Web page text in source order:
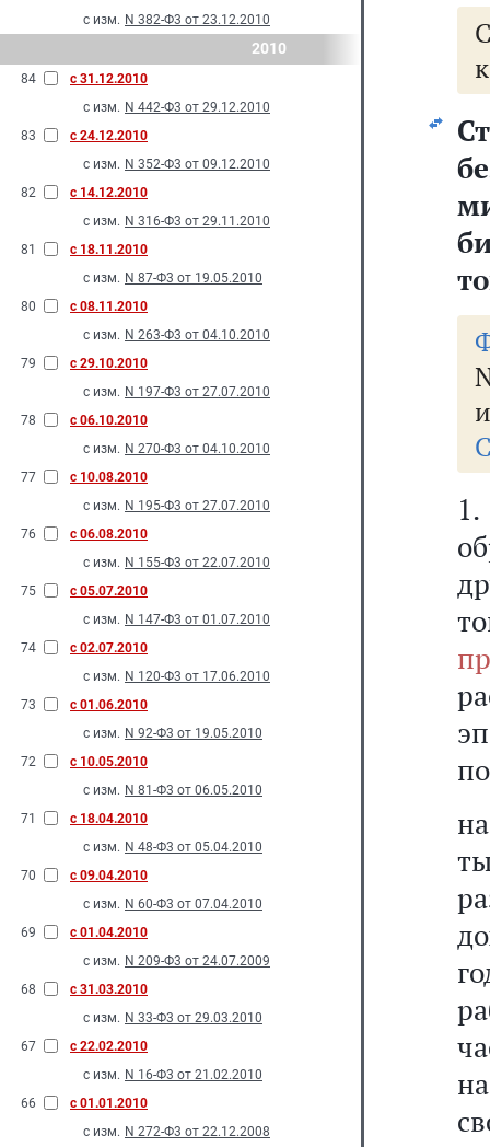
с изм. N 382-Ф3 от 23.12.2010
2010
84
с 31.12.2010
с изм. N 442-Ф3 от 29.12.2010
83
с 24.12.2010
с изм. N 352-Ф3 от 09.12.2010
82
с 14.12.2010
с изм. N 316-Ф3 от 29.11.2010
81
с 18.11.2010
с изм. N 87-Ф3 от 19.05.2010
80
с 08.11.2010
с изм. N 263-Ф3 от 04.10.2010
79
с 29.10.2010
с изм. N 197-Ф3 от 27.07.2010
78
с 06.10.2010
с изм. N 270-Ф3 от 04.10.2010
77
с 10.08.2010
с изм. N 195-Ф3 от 27.07.2010
76
с 06.08.2010
с изм. N 155-Ф3 от 22.07.2010
75
с 05.07.2010
с изм. N 147-Ф3 от 01.07.2010
74
с 02.07.2010
с изм. N 120-Ф3 от 17.06.2010
73
с 01.06.2010
с изм. N 92-Ф3 от 19.05.2010
72
с 10.05.2010
с изм. N 81-Ф3 от 06.05.2010
71
с 18.04.2010
с изм. N 48-Ф3 от 05.04.2010
70
с 09.04.2010
с изм. N 60-Ф3 от 07.04.2010
69
с 01.04.2010
с изм. N 209-Ф3 от 24.07.2009
68
с 31.03.2010
с изм. N 33-Ф3 от 29.03.2010
67
с 22.02.2010
с изм. N 16-Ф3 от 21.02.2010
66
с 01.01.2010
с изм. N 272-Ф3 от 22.12.2008